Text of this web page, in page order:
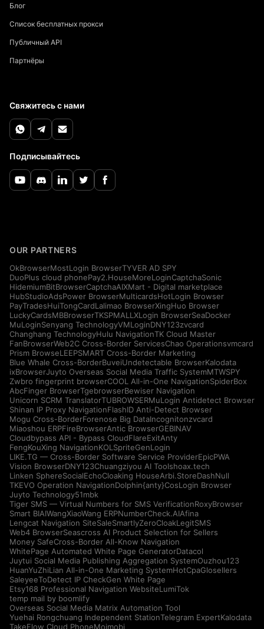
Блог
Список бесплатных прокси
Публичный API
Партнёры
Свяжитесь с нами
Подписывайтесь
OUR PARTNERS
OkBrowserMostLogin BrowserTYVER AD SPY
DuoPlus cloud phonePay2.HouseMoreLoginCaptchaSonic
HidemiumBitBrowserCaptchaAIXMart - Digital marketplace
HubStudioAdsPower BrowserMulticardsHotLogin Browser
PayTradesHuiTongCardLalimao BrowserXingHuo Browser
LuckyCardsMBBrowserTKSPMALLXLogin BrowserSeaDocker
MuLoginSenyang TechnologyVMLoginDNY123zvcard
Changhang TechnologyHulu NavigationTK Cloud Master
FanBrowserWeb2C Cross-Border ServicesChao Operationsvmcard
Prism BrowseLEEPSMART Cross-Border Marketing
Blue Whale Cross-BorderBuveiUndetectable BrowserKalodata
ixBrowserJuyto Overseas Social Media Traffic SystemMTWSPY
Zwbro fingerprint browserCOOL All-in-One NavigationSpiderBox
AbcFinger BrowserTgebrowserBewiser Navigation
Unicorn SCRM TranslatorTUBROWSERMuLogin Antidetect Browser
Shinan IP Proxy NavigationFlashID Anti-Detect Browser
Mogu Cross-BorderForenose Big DataIncognitonzvcard
Miaoshou ERPFireBrowserAntic BrowserGEBINAV
Cloudbypass API - Bypass CloudFlareExitAnty
FengKouXing NavigationKOLSpriteGenLogin
LIKE.TG — Cross-Border Software Service ProviderEpicPWA
Vision BrowserDNY123Chuangziyou AI Toolshoax.tech
Linken SphereSocialEchoCloaking HouseArbi.StoreDashNull
TKEVO Operation NavigationDolphin{anty}CosLogin Browser
Juyto Technology51mbk
Tiger SMS — Virtual Numbers for SMS VerificationRoxyBrowser
Smart BIAIWangXiaoWang ERPNumberCheck.AIAfina
Lengcat Navigation SiteSaleSmartlyZeroCloakLegitSMS
Web4 BrowserSeascross AI Product Selection for Sellers
Money SafeCross-Border All-Know Navigation
WhitePage Automated White Page GeneratorDatacol
Juytui Social Media Publishing Aggregation SystemOuzhou123
HuanYuZhiLian All-in-One Marketing SystemHotCpaGlosellers
SaleyeeToDetect IP CheckGen White Page
Etsy168 Professional Navigation WebsiteLumiTok
temp mail by boomlify
Overseas Social Media Matrix Automation Tool
Yuehai Rongchuang Independent StationTelegram ExpertKalodata
TakeFlow Cloud PhoneMoimobi